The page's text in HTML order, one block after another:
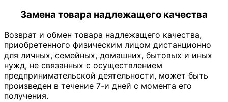
Замена товара надлежащего качества
Возврат и обмен товара надлежащего качества,
приобретенного физическим лицом дистанционно
для личных, семейных, домашних, бытовых и иных
нужд, не связанных с осуществлением
предпринимательской деятельности, может быть
произведен в течение 7-и дней с момента его
получения.